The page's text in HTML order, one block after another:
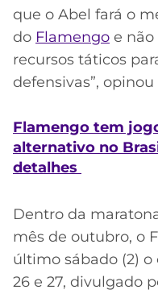
que o Abel fará o
do Flamengo e não
recursos táticos
defensivas”,
Flamengo tem
alternativo no
detalhes
Dentro da
mês de outubro, o
último sábado (2)
26 e 27, divulgado